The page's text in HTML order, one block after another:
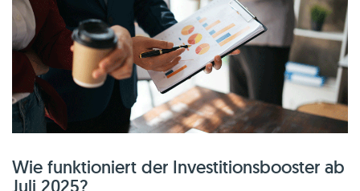
Wie funktioniert der Investitionsbooster ab
Juli 2025?